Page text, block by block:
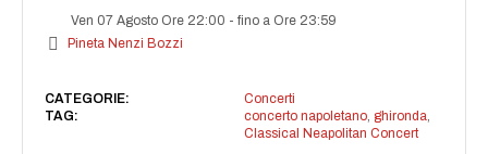
Ven 07 Agosto Ore 22:00 -fino a Ore 23:59
Pineta Nenzi Bozzi
CATEGORIE:
Concerti
TAG:
concerto napoletano, ghironda,
Classical Neapolitan Concert